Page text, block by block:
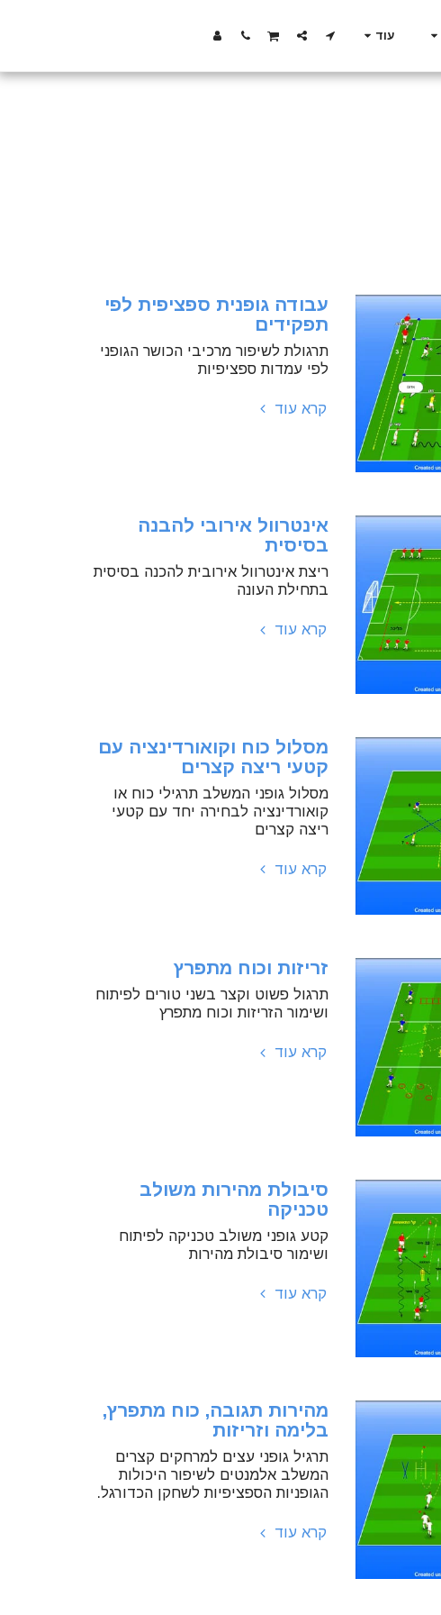
עוד
עבודה גופנית ספציפית לפי
תפקידים
תרגולת לשיפור מרכיבי הכושר הגופני
לפי עמדות ספציפיות
קרא עוד
אינטרוול אירובי להבנה
בסיסית
ריצת אינטרוול אירובית להכנה בסיסית
בתחילת העונה
קרא עוד
מסלול כוח וקואורדינציה עם
קטעי ריצה קצרים
מסלול גופני המשלב תרגילי כוח או
קואורדינציה לבחירה יחד עם קטעי
ריצה קצרים
קרא עוד
זריזות וכוח מתפרץ
תרגול פשוט וקצר בשני טורים לפיתוח
ושימור הזריזות וכוח מתפרץ
קרא עוד
סיבולת מהירות משולב
טכניקה
קטע גופני משולב טכניקה לפיתוח
ושימור סיבולת מהירות
קרא עוד
מהירות תגובה, כוח מתפרץ,
בלימה וזריזות
תרגיל גופני עצים למרחקים קצרים
המשלב אלמנטים לשיפור היכולות
הגופניות הספציפיות לשחקן הכדורגל.
קרא עוד